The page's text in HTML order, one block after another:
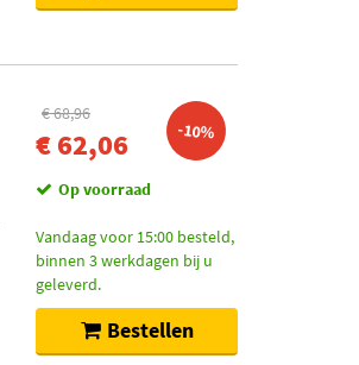
€ 68,96
€ 62,06 -10%
Op voorraad
Vandaag voor 15:00 besteld,
binnen 3 werkdagen bij u
geleverd.
Bestellen